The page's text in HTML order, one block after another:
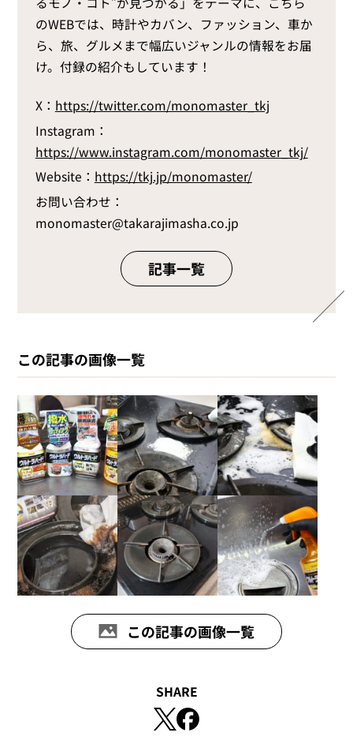
のWEBでは、時計やカバン、ファッション、車か
ら、旅、グルメまで幅広いジャンルの情報をお届
け。付録の紹介もしています！
X： https://twitter.com/monomaster_tkj
Instagram：
https://www.instagram.com/monomaster_tkj/
Website： https://tkj.jp/monomaster/
お問い合わせ：
monomaster@takarajimasha.co.jp
記事一覧
この記事の画像一覧
この記事の画像一覧
SHARE